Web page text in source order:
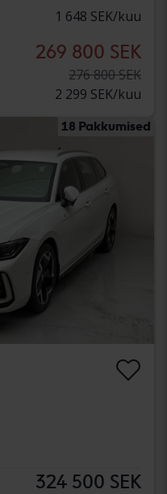
1 648 SEK/kuu
269 800 SEK
276 800 SEK
2 299 SEK/kuu
18 Pakkumised
324 500 SEK